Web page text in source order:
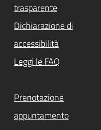
trasparente
Dichiarazione di
accessibilità
Leggi le FAQ
Prenotazione
appuntamento